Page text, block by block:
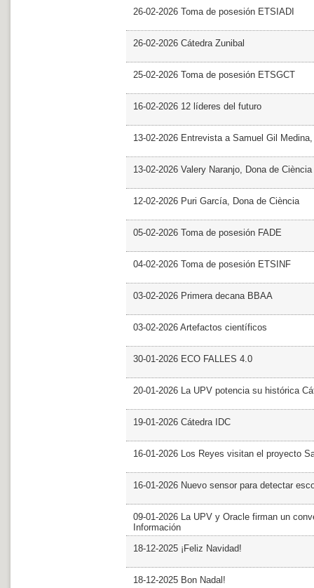
26-02-2026 Toma de posesión ETSIADI
26-02-2026 Cátedra Zunibal
25-02-2026 Toma de posesión ETSGCT
16-02-2026 12 líderes del futuro
13-02-2026 Entrevista a Samuel Gil
13-02-2026 Valery Naranjo, Dona de Ciència
12-02-2026 Puri García, Dona de Ciència
05-02-2026 Toma de posesión FADE
04-02-2026 Toma de posesión ETSINF
03-02-2026 Primera decana BBAA
03-02-2026 Artefactos científicos
30-01-2026 ECO FALLES 4.0
20-01-2026 La UPV potencia su histórica
19-01-2026 Cátedra IDC
16-01-2026 Los Reyes visitan el proyecto
16-01-2026 Nuevo sensor para detectar
09-01-2026 La UPV y Oracle firman un
Información
18-12-2025 ¡Feliz Navidad!
18-12-2025 Bon Nadal!